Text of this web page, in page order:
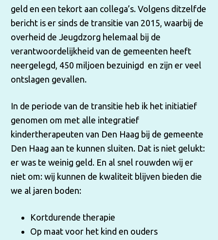
geld en een tekort aan collega’s. Volgens ditzelfde
bericht is er sinds de transitie van 2015, waarbij de
overheid de Jeugdzorg helemaal bij de
verantwoordelijkheid van de gemeenten heeft
neergelegd, 450 miljoen bezuinigd en zijn er veel
ontslagen gevallen.
In de periode van de transitie heb ik het initiatief
genomen om met alle integratief
kindertherapeuten van Den Haag bij de gemeente
Den Haag aan te kunnen sluiten. Dat is niet gelukt:
er was te weinig geld. En al snel rouwden wij er
niet om: wij kunnen de kwaliteit blijven bieden die
we al jaren boden:
Kortdurende therapie
Op maat voor het kind en ouders